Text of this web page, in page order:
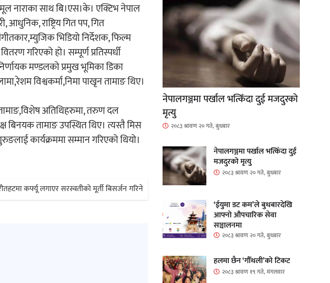
नाराका साथ बि।एस।के। एक्टिभ नेपाल
राष्ट्रिय गित पप, गित
भिडियो निर्देशक, फिल्म
गरिएको हो। सम्पूर्ण प्रतिस्पर्धी
मण्डलको प्रमुख भूमिका डिका
विश्वकर्मा,निमा पाखृन तामाङ थिए।
तामाङ,विशेष अतिथिहरुमा, तरुण दल
बिनयक तामाङ उपस्थित थिए। त्यस्तै मिस
कार्यक्रममा सम्मान गरिएको थियो।
कर्फ्यू लगाएर सरस्वतीको मूर्ती बिसर्जन गरिने
नेपालगञ्जमा पर्खाल भत्किँदा दुई मजदुरको
मृत्यु
२०८३ श्रावण २० गते, बुधबार
नेपालगञ्जमा पर्खाल भत्किँदा दुई
मजदुरको मृत्यु
२०८३ श्रावण २० गते, बुधबार
‘ईयुमा डट कम’ले बुधबारदेखि
आफ्नो औपचारिक सेवा
सञ्चालनमा
२०८३ श्रावण २० गते, बुधबार
हलमा छैन ‘गौँथली’को टिकट
२०८३ श्रावण १९ गते, मंगलवार